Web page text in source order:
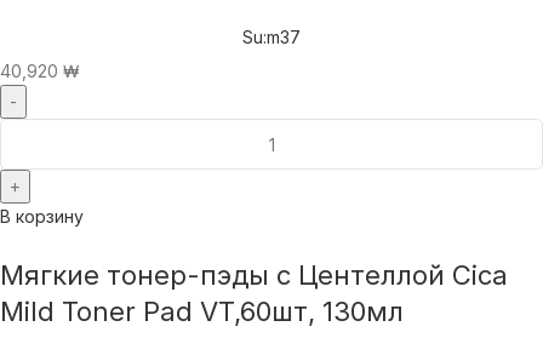
Su:m37
40,920 ₩
В корзину
Мягкие тонер-пэды с Центеллой Cica
Mild Toner Pad VT,60шт, 130мл